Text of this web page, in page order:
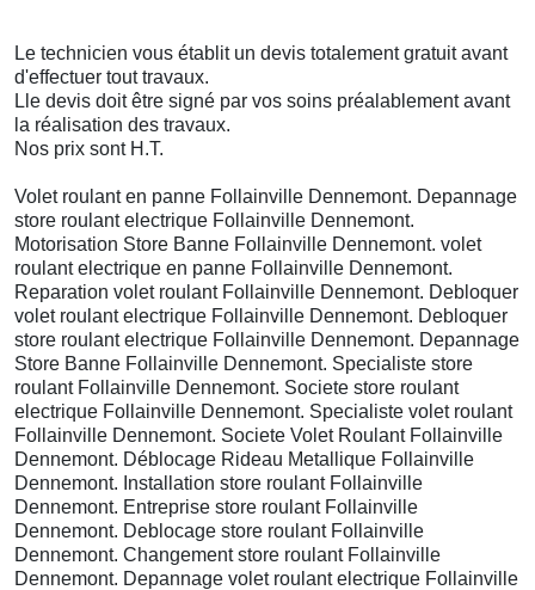
Le technicien vous établit un devis totalement gratuit avant
d'effectuer tout travaux.
Lle devis doit être signé par vos soins préalablement avant
la réalisation des travaux.
Nos prix sont H.T.
Volet roulant en panne Follainville Dennemont. Depannage
store roulant electrique Follainville Dennemont.
Motorisation Store Banne Follainville Dennemont. volet
roulant electrique en panne Follainville Dennemont.
Reparation volet roulant Follainville Dennemont. Debloquer
volet roulant electrique Follainville Dennemont. Debloquer
store roulant electrique Follainville Dennemont. Depannage
Store Banne Follainville Dennemont. Specialiste store
roulant Follainville Dennemont. Societe store roulant
electrique Follainville Dennemont. Specialiste volet roulant
Follainville Dennemont. Societe Volet Roulant Follainville
Dennemont. Déblocage Rideau Metallique Follainville
Dennemont. Installation store roulant Follainville
Dennemont. Entreprise store roulant Follainville
Dennemont. Deblocage store roulant Follainville
Dennemont. Changement store roulant Follainville
Dennemont. Depannage volet roulant electrique Follainville